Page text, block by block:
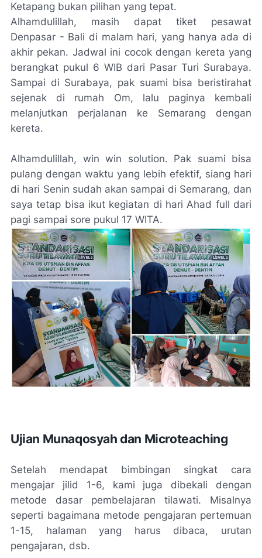
Ketapang bukan pilihan yang tepat.
Alhamdulillah, masih dapat tiket pesawat
Denpasar - Bali di malam hari, yang hanya ada di
akhir pekan. Jadwal ini cocok dengan kereta yang
berangkat pukul 6 WIB dari Pasar Turi Surabaya.
Sampai di Surabaya, pak suami bisa beristirahat
sejenak di rumah Om, lalu paginya kembali
melanjutkan perjalanan ke Semarang dengan
kereta.
Alhamdulillah, win win solution. Pak suami bisa
pulang dengan waktu yang lebih efektif, siang hari
di hari Senin sudah akan sampai di Semarang, dan
saya tetap bisa ikut kegiatan di hari Ahad full dari
pagi sampai sore pukul 17 WITA.
Ujian Munaqosyah dan Microteaching
Setelah mendapat bimbingan singkat cara
mengajar jilid 1-6, kami juga dibekali dengan
metode dasar pembelajaran tilawati. Misalnya
seperti bagaimana metode pengajaran pertemuan
1-15, halaman yang harus dibaca, urutan
pengajaran, dsb.